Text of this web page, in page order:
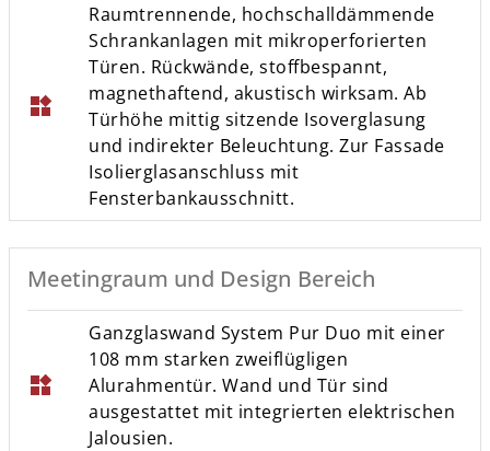
widgets
Raumtrennende, hochschalldämmende
Schrankanlagen mit mikroperforierten
Türen. Rückwände, stoffbespannt,
magnethaftend, akustisch wirksam. Ab
Türhöhe mittig sitzende Isoverglasung
und indirekter Beleuchtung. Zur Fassade
Isolierglasanschluss mit
Fensterbankausschnitt.
Meetingraum und Design Bereich
widgets
Ganzglaswand System Pur Duo mit einer
108 mm starken zweiflügligen
Alurahmentür. Wand und Tür sind
ausgestattet mit integrierten elektrischen
Jalousien.